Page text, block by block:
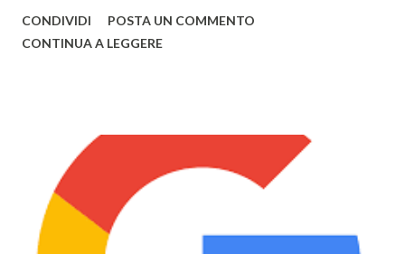
Watch , smartwatch disponibile in 3 versioni (Watch, Sport,
disponibili alla vendita. Il nuovo Air è veramente
sorprendente, sia in fatto di design che di prestazioni: lo
spessore, già minimo, è stato ulteriormente ridotto fino a
13,1mm, il TouchPad funziona adesso grazie alla tecnologia
CONDIVIDI
POSTA UN COMMENTO
CONTINUA A LEGGERE